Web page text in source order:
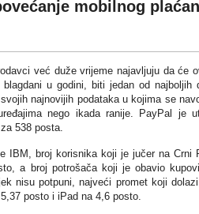
mobilnog
već duže vrijeme najavljuju da će
blagdani u godini, biti jedan od
najnovijih podataka u kojima se
nego ikada ranije. PayPal je
538 posta.
IBM, broj korisnika koji je jučer na
a broj potrošača koji je obavio
nisu potpuni, najveći promet koji
posto i iPad na 4,6 posto.